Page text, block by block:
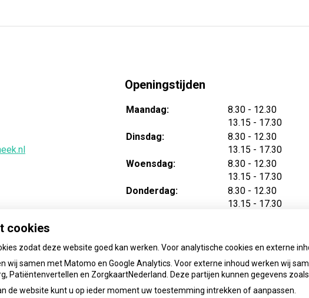
Openingstijden
Maandag: 8.30 tot
- 12.30
13.15 tot
- 17.30
Dinsdag:
8.30 tot
- 12.30
13.15 tot
- 17.30
Woensdag:
8.30 tot
- 12.30
13.15 tot
- 17.30
Donderdag:
8.30 tot
- 12.30
13.15 tot
- 17.30
cookies
zodat deze website goed kan werken. Voor analytische cookies en externe
wij samen met Matomo en Google Analytics. Voor externe inhoud werken wij
Patiëntenvertellen en ZorgkaartNederland. Deze partijen kunnen gegevens
de website kunt u op ieder moment uw toestemming intrekken of aanpassen.